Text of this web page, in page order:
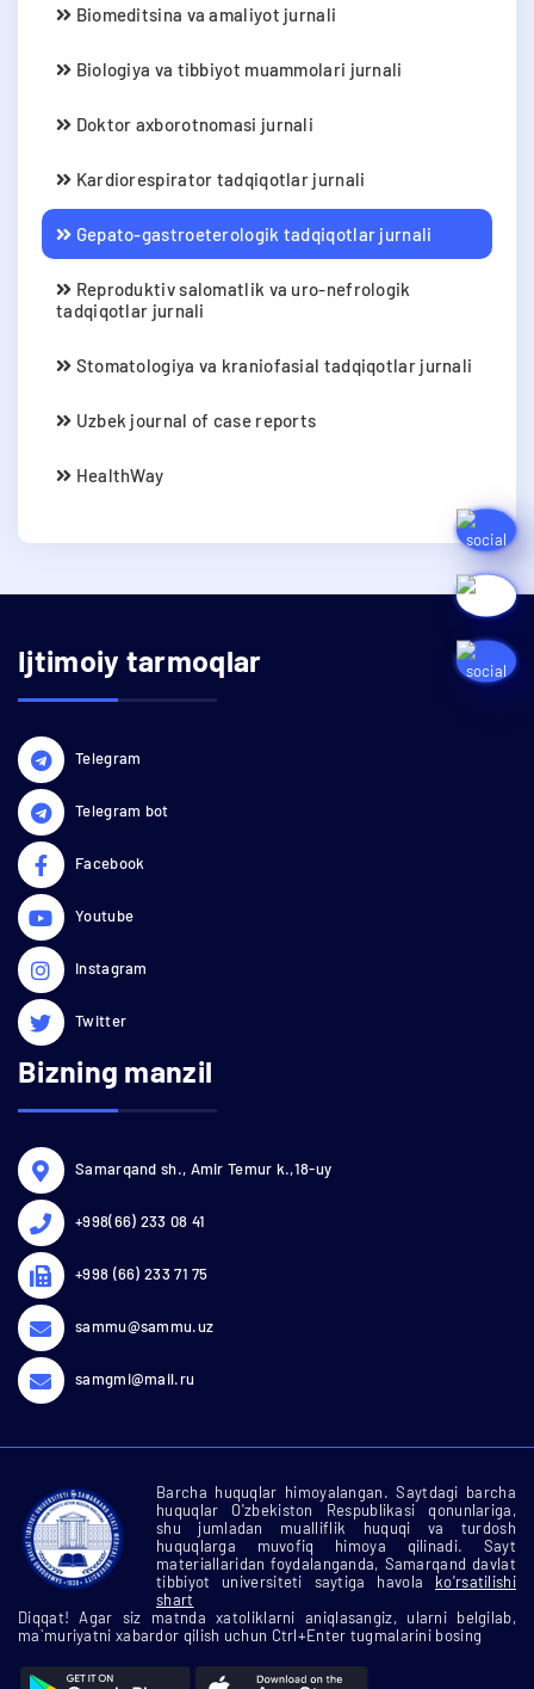
Biomeditsina va amaliyot jurnali
Biologiya va tibbiyot muammolari jurnali
Doktor axborotnomasi jurnali
Kardiorespirator tadqiqotlar jurnali
Gepato-gastroeterologik tadqiqotlar jurnali
Reproduktiv salomatlik va uro-nefrologik
tadqiqotlar jurnali
Stomatologiya va kraniofasial tadqiqotlar jurnali
Uzbek journal of case reports
HealthWay
Ijtimoiy tarmoqlar
Telegram
Telegram bot
Facebook
Youtube
Instagram
Twitter
Bizning manzil
Samarqand sh., Amir Temur k.,18-uy
+998(66) 233 08 41
+998 (66) 233 71 75
sammu@sammu.uz
samgmi@mail.ru
Barcha huquqlar himoyalangan. Saytdagi barcha
huquqlar O'zbekiston Respublikasi qonunlariga,
shu jumladan mualliflik huquqi va turdosh
huquqlarga muvofiq himoya qilinadi. Sayt
materiallaridan foydalanganda, Samarqand davlat
tibbiyot universiteti saytiga havola ko'rsatilishi
shart
Diqqat! Agar siz matnda xatoliklarni aniqlasangiz, ularni belgilab,
ma`muriyatni xabardor qilish uchun Ctrl+Enter tugmalarini bosing